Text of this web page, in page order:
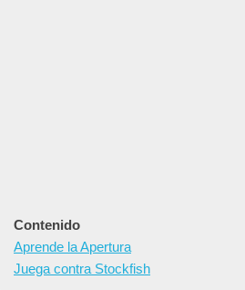
Contenido
Aprende la Apertura
Juega contra Stockfish